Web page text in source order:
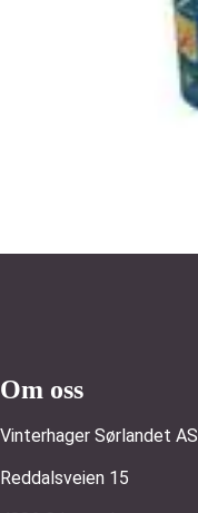
Om oss
Vinterhager Sørlandet AS
Reddalsveien 15